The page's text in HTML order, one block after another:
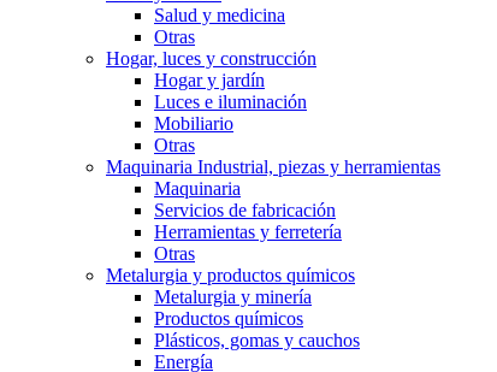
Salud y medicina
Otras
Hogar, luces y construcción
Hogar y jardín
Luces e iluminación
Mobiliario
Otras
Maquinaria Industrial, piezas y herramientas
Maquinaria
Servicios de fabricación
Herramientas y ferretería
Otras
Metalurgia y productos quí­micos
Metalurgia y minería
Productos químicos
Plásticos, gomas y cauchos
Energía